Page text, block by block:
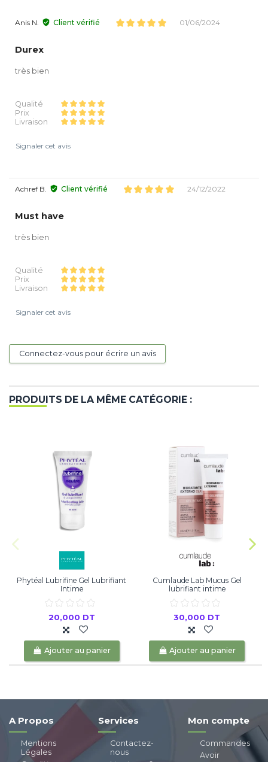
Anis N. Client vérifié 01/06/2024
Durex
très bien
Qualité
Prix
Livraison
Signaler cet avis
Achref B. Client vérifié 24/12/2022
Must have
très bien
Qualité
Prix
Livraison
Signaler cet avis
Connectez-vous pour écrire un avis
PRODUITS DE LA MÊME CATÉGORIE :
Phytéal Lubrifine Gel Lubrifiant
Intime
20,000 DT
Ajouter au panier
Cumlaude Lab Mucus Gel
lubrifiant intime
30,000 DT
Ajouter au panier
A Propos
Mentions
Légales
Services
Contactez-
nous
Mon compte
Commandes
Avoir